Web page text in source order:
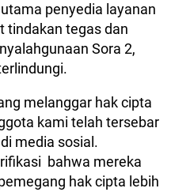
penyedia layanan
tindakan tegas dan
Sora 2,
melanggar hak cipta
kami telah tersebar
media sosial.
bahwa mereka
hak cipta lebih